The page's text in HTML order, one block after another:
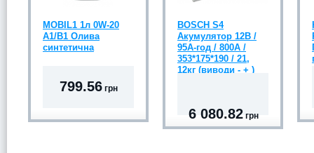
MOBIL1 1л 0W-20
A1/B1 Олива
синтетична
799.56грн
BOSCH S4
Акумулятор 12В /
95А-год / 800A /
353*175*190 / 21,
12кг (виводи - + )
6 080.82 грн